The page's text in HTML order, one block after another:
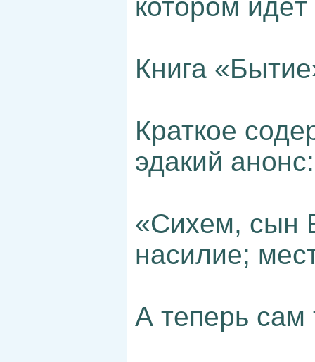
котором идёт
Книга
Краткое
эдакий анонс:
«Сихем, сын
насилие;
А теперь сам